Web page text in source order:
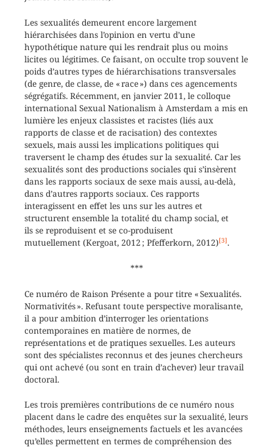
Les sexualités demeurent encore largement
hiérarchisées dans l’opinion en vertu d’une
hypothétique nature qui les rendrait plus ou moins
licites ou légitimes. Ce faisant, on occulte trop souvent le
poids d’autres types de hiérarchisations transversales
(de genre, de classe, de « race ») dans ces agencements
ségrégatifs. Récemment, en janvier 2011, le colloque
international Sexual Nationalism à Amsterdam a mis en
lumière les enjeux classistes et racistes (liés aux
rapports de classe et de racisation) des contextes
sexuels, mais aussi les implications politiques qui
traversent le champ des études sur la sexualité. Car les
sexualités sont des productions sociales qui s’insèrent
dans les rapports sociaux de sexe mais aussi, au-delà,
dans d’autres rapports sociaux. Ces rapports
interagissent en effet les uns sur les autres et
structurent ensemble la totalité du champ social, et
ils se reproduisent et se co-produisent
mutuellement (Kergoat, 2012 ; Pfefferkorn, 2012)[3].
***
Ce numéro de Raison Présente a pour titre « Sexualités.
Normativités ». Refusant toute perspective moralisante,
il a pour ambition d’interroger les orientations
contemporaines en matière de normes, de
représentations et de pratiques sexuelles. Les auteurs
sont des spécialistes reconnus et des jeunes chercheurs
qui ont achevé (ou sont en train d’achever) leur travail
doctoral.
Les trois premières contributions de ce numéro nous
placent dans le cadre des enquêtes sur la sexualité, leurs
méthodes, leurs enseignements factuels et les avancées
qu’elles permettent en termes de compréhension des